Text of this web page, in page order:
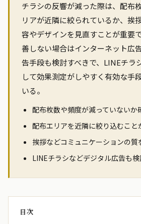
チラシの反響が減った際は、配布
リアが近隣に絞られているか、挨
容やデザインを見直すことが重要
善しない場合はインターネット広
告手段も検討すべきで、LINEチラ
して効果測定がしやすく有効な手
いる。
配布枚数や頻度が減っていないか
配布エリアを近隣に絞り込むこと
挨拶などコミュニケーションの質
LINEチラシなどデジタル広告も検
目次